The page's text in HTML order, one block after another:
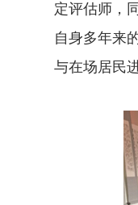
定评估师，
自身多年来
与在场居民